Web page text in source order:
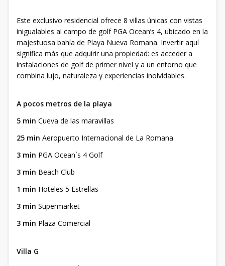
Este exclusivo residencial ofrece 8 villas únicas con vistas
inigualables al campo de golf PGA Ocean’s 4, ubicado en la
majestuosa bahía de Playa Nueva Romana. Invertir aquí
significa más que adquirir una propiedad: es acceder a
instalaciones de golf de primer nivel y a un entorno que
combina lujo, naturaleza y experiencias inolvidables.
A pocos metros de la playa
5 min Cueva de las maravillas
25 min Aeropuerto Internacional de La Romana
3 min PGA Ocean´s 4 Golf
3 min Beach Club
1 min Hoteles 5 Estrellas
3 min Supermarket
3 min Plaza Comercial
Villa G